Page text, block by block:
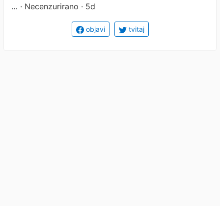
… · Necenzurirano · 5d
objavi tvitaj